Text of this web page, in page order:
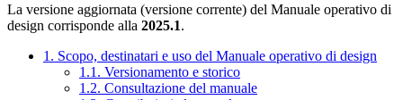
La versione aggiornata (versione corrente) del Manuale operativo di
design corrisponde alla 2025.1.
1. Scopo, destinatari e uso del Manuale operativo di design
1.1. Versionamento e storico
1.2. Consultazione del manuale